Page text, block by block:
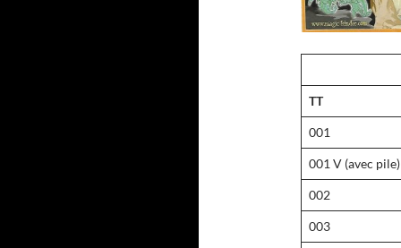
TT
001
001 V (avec pile)
002
003